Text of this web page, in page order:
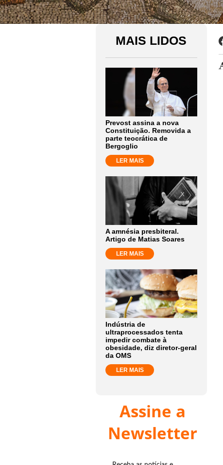
MAIS LIDOS
Prevost assina a nova
Constituição. Removida a
parte teocrática de
Bergoglio
LER MAIS
A amnésia presbiteral.
Artigo de Matias Soares
LER MAIS
Indústria de
ultraprocessados tenta
impedir combate à
obesidade, diz diretor-geral
da OMS
LER MAIS
Assine a
Newsletter